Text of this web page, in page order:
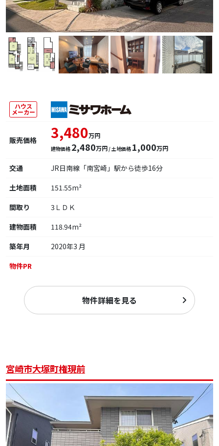
ハウス
メーカー
販売価格 3,480万円
建物価格 2,480万円/ 土地価格 1,000万円
交通
JR日南線「南宮崎」駅から徒歩16分
土地面積
151.55m²
間取り
3ＬＤＫ
建物面積
118.94m²
築年月
2020年3 月
物件PR
物件詳細を見る
宮崎市大塚町権現前